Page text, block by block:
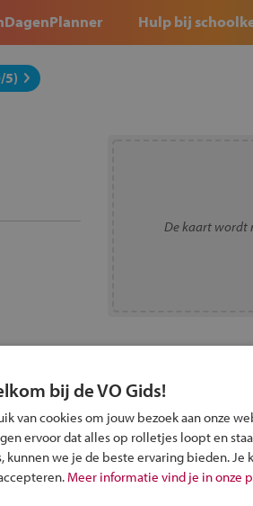
Hulp bij
/5)
De kaart wordt
bij de VO Gids!
van cookies om jouw bezoek aan onze
ervoor dat alles op rolletjes loopt en
kunnen we je de beste ervaring bieden.
Meer informatie vind je in onze